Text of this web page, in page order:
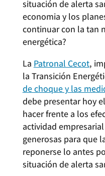
situación de alerta
economia y los
continuar con la tan
energética?
La Patronal Cecot,
la Transición
de choque y las
debe presentar hoy
hacer frente a los
actividad
generosas para que
reponerse lo antes
situación de alerta